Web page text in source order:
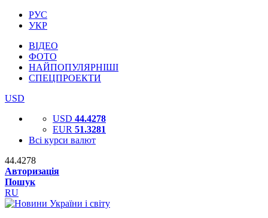
РУС
УКР
ВІДЕО
ФОТО
НАЙПОПУЛЯРНІШІ
СПЕЦПРОЕКТИ
USD
USD 44.4278
EUR 51.3281
Всі курси валют
44.4278
Авторизація
Пошук
RU